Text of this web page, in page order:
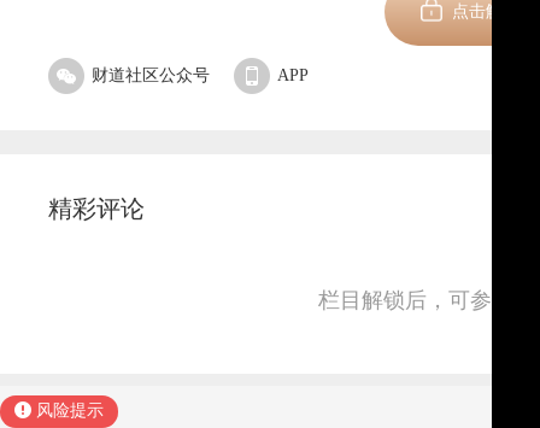
点击解锁
财道社区公众号 APP
精彩评论
栏目解锁后，可参与
风险提示